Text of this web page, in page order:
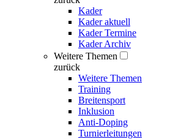
Kader
Kader aktuell
Kader Termine
Kader Archiv
Weitere Themen
zurück
Weitere Themen
Training
Breitensport
Inklusion
Anti-Doping
Turnierleitungen